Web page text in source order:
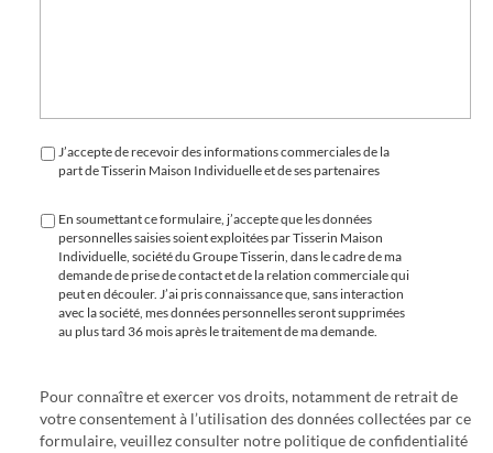
J’accepte de recevoir des informations commerciales de la
part de Tisserin Maison Individuelle et de ses partenaires
En soumettant ce formulaire, j’accepte que les données
personnelles saisies soient exploitées par Tisserin Maison
Individuelle, société du Groupe Tisserin, dans le cadre de ma
demande de prise de contact et de la relation commerciale qui
peut en découler. J’ai pris connaissance que, sans interaction
avec la société, mes données personnelles seront supprimées
au plus tard 36 mois après le traitement de ma demande.
Pour connaître et exercer vos droits, notamment de retrait de
votre consentement à l’utilisation des données collectées par ce
formulaire, veuillez consulter notre politique de confidentialité